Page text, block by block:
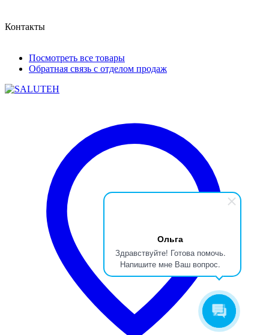
Ольга
Здравствуйте! Готова помочь.
Напишите мне Ваш вопрос.
Контакты
Посмотреть все товары
Обратная связь с отделом продаж